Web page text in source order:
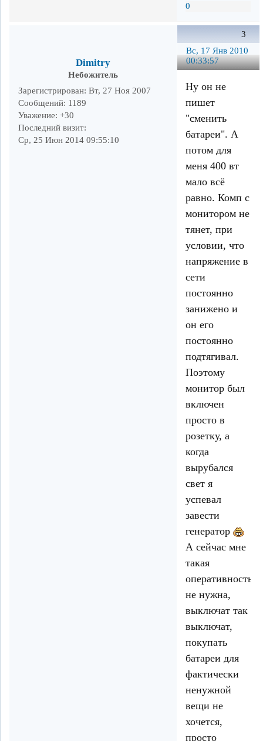
0
3
Вс, 17 Янв 2010
00:33:57
Dimitry
Небожитель
Зарегистрирован: Вт, 27 Ноя 2007
Сообщений: 1189
Уважение: +30
Последний визит:
Ср, 25 Июн 2014 09:55:10
Ну он не
пишет
"сменить
батареи". А
потом для
меня 400 вт
мало всё
равно. Комп с
монитором не
тянет, при
условии, что
напряжение в
сети
постоянно
занижено и
он его
постоянно
подтягивал.
Поэтому
монитор был
включен
просто в
розетку, а
когда
вырубался
свет я
успевал
завести
генератор
А сейчас мне
такая
оперативность
не нужна,
выключат так
выключат,
покупать
батареи для
фактически
ненужной
вещи не
хочется,
просто